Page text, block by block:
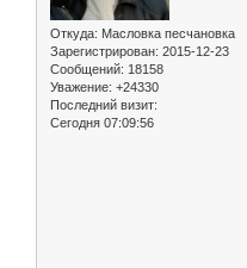
Откуда: Масловка песчановка
Зарегистрирован: 2015-12-23
Сообщений: 18158
Уважение: +24330
Последний визит:
Сегодня 07:09:56